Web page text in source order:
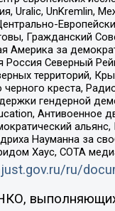
Uralic, UnKremlin,
Гражданский
Америка за
Россия Северный
территорий,
черного креста,
гендерной
Антивоенное
Науманна за
Хаус, СОТА
ru/